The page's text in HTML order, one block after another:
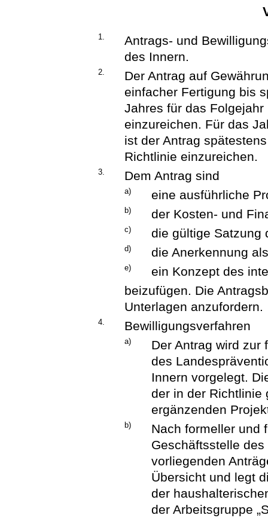
1.
Antrags- und
des Innern.
2.
Der Antrag auf
einfacher Fertigung bis
Jahres für das
einzureichen. Für das
ist der Antrag
Richtlinie einzureichen.
3. Dem Antrag sind
a) eine ausführliche
b) der Kosten- und
c) die gültige Satzung
d) die Anerkennung
e)
ein Konzept des
beizufügen. Die
Unterlagen anzufordern.
4. Bewilligungsverfahren
a)
Der Antrag wird zur
des
Innern vorgelegt.
der in der Richtlinie
ergänzenden
b)
Nach formeller und
Geschäftsstelle
vorliegenden
Übersicht und legt
der
der Arbeitsgruppe